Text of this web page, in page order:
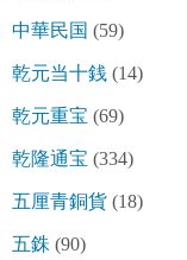
中華民国 (59)
乾元当十銭 (14)
乾元重宝 (69)
乾隆通宝 (334)
五厘青銅貨 (18)
五銖 (90)